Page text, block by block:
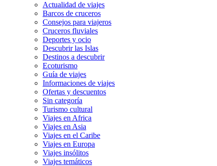
Actualidad de viajes
Barcos de cruceros
Consejos para viajeros
Cruceros fluviales
Deportes y ocio
Descubrir las Islas
Destinos a descubrir
Ecoturismo
Guía de viajes
Informaciones de viajes
Ofertas y descuentos
Sin categoría
Turismo cultural
Viajes en Africa
Viajes en Asia
Viajes en el Caribe
Viajes en Europa
Viajes insólitos
Viajes temáticos